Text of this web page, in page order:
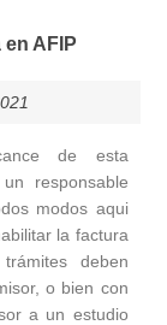
AFIP
de esta
responsable
modos aqui
la factura
deben
o bien con
a un estudio